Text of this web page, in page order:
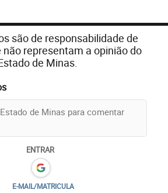
são de responsabilidade de
não representam a opinião do
de Minas.
ENTRAR
E-MAIL/MATRICULA